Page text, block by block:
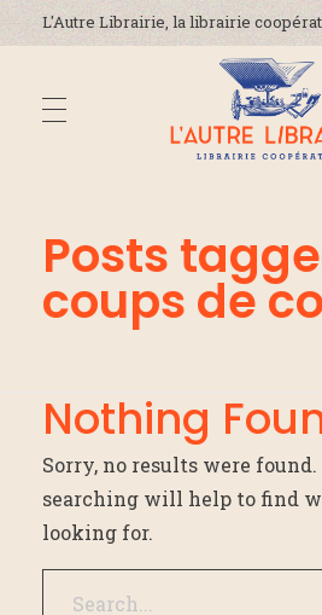
L'Autre Librairie, la librairie
La coopérative
La librairie
Nous contacter
ADRESSE ET HORAIRES
ÉVÈNEMENTS
ACTUALITÉS
Posts
coups de
Nothing
Sorry, no results were found.
searching will help to find
looking for.